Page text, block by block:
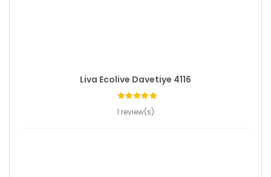
Liva Ecolive Davetiye 4116
1 review(s)